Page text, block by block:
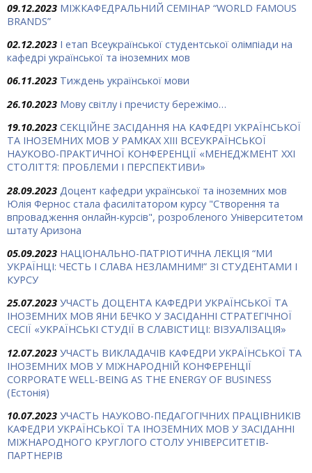
09.12.2023 МІЖКАФЕДРАЛЬНИЙ СЕМІНАР “WORLD FAMOUS
BRANDS”
02.12.2023 І етап Всеукраїнської студентської олімпіади на
кафедрі української та іноземних мов
06.11.2023 Тиждень української мови
26.10.2023 Мову світлу і пречисту бережімо…
19.10.2023 СЕКЦІЙНЕ ЗАСІДАННЯ НА КАФЕДРІ УКРАЇНСЬКОЇ
ТА ІНОЗЕМНИХ МОВ У РАМКАХ ХIII ВСЕУКРАЇНСЬКОЇ
НАУКОВО-ПРАКТИЧНОЇ КОНФЕРЕНЦІЇ «МЕНЕДЖМЕНТ ХХІ
СТОЛІТТЯ: ПРОБЛЕМИ І ПЕРСПЕКТИВИ»
28.09.2023 Доцент кафедри української та іноземних мов
Юлія Фернос стала фасилітатором курсу "Створення та
впровадження онлайн-курсів", розробленого Університетом
штату Аризона
05.09.2023 НАЦІОНАЛЬНО-ПАТРІОТИЧНА ЛЕКЦІЯ “МИ
УКРАЇНЦІ: ЧЕСТЬ І СЛАВА НЕЗЛАМНИМ!” ЗІ СТУДЕНТАМИ І
КУРСУ
25.07.2023 УЧАСТЬ ДОЦЕНТА КАФЕДРИ УКРАЇНСЬКОЇ ТА
ІНОЗЕМНИХ МОВ ЯНИ БЕЧКО У ЗАСІДАННІ СТРАТЕГІЧНОЇ
СЕСІЇ «УКРАЇНСЬКІ СТУДІЇ В СЛАВІСТИЦІ: ВІЗУАЛІЗАЦІЯ»
12.07.2023 УЧАСТЬ ВИКЛАДАЧІВ КАФЕДРИ УКРАЇНСЬКОЇ ТА
ІНОЗЕМНИХ МОВ У МІЖНАРОДНІЙ КОНФЕРЕНЦІЇ
CORPORATE WELL-BEING AS THE ENERGY OF BUSINESS
(Естонія)
10.07.2023 УЧАСТЬ НАУКОВО-ПЕДАГОГІЧНИХ ПРАЦІВНИКІВ
КАФЕДРИ УКРАЇНСЬКОЇ ТА ІНОЗЕМНИХ МОВ У ЗАСІДАННІ
МІЖНАРОДНОГО КРУГЛОГО СТОЛУ УНІВЕРСИТЕТІВ-
ПАРТНЕРІВ